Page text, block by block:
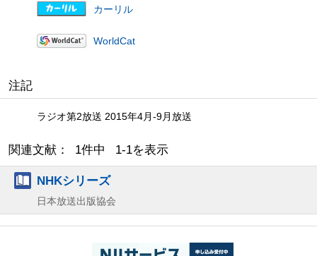
カーリル
WorldCat
注記
ラジオ第2放送 2015年4月-9月放送
関連文献： 1件中 1-1を表示
NHKシリーズ
日本放送出版協会